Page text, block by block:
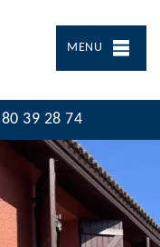
MENU
39 28 74